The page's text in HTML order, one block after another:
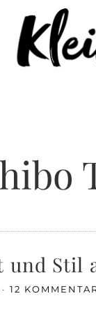
Stil
12